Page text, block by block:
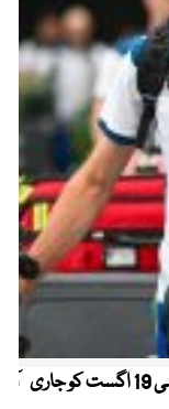
کیریبین پریمیئر لیگ ، قومی کرکٹرز کو این او سی 19 اگست کو جاری